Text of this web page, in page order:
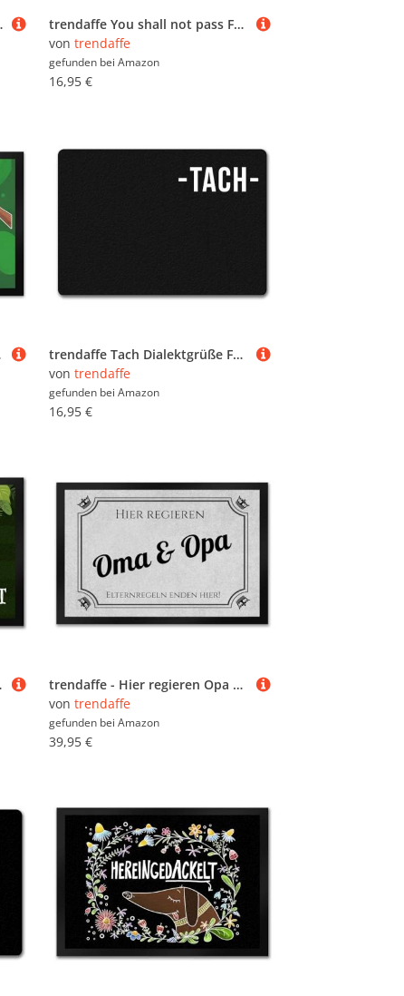
Motiv
trendaffe You shall not pass Fußmatte randlos mit Zauberer Motiv
von trendaffe
gefunden bei Amazon
16,95 €
trendaffe Tach Dialektgrüße Fußmatte ohne Rand
von trendaffe
gefunden bei Amazon
16,95 €
Haustüre
trendaffe - Hier regieren Opa und Oma Fußmatte XXL in 50x75 cm - Elternregeln Enden Hier in grau mit Krone die Eltern-Regeln Schmutzfangmatte als Geschenk zum Geburtstag, Weihnachten oder
von trendaffe
gefunden bei Amazon
39,95 €